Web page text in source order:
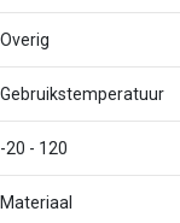
Overig
Gebruikstemperatuur
-20 - 120
Materiaal